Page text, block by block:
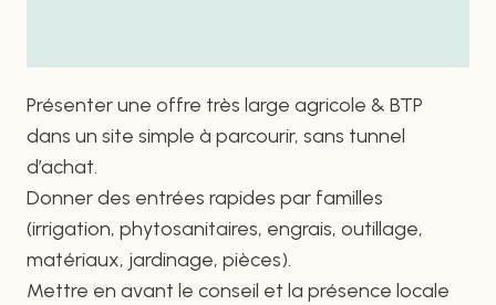
Présenter une offre très large agricole & BTP
dans un site simple à parcourir, sans tunnel
d’achat.
Donner des entrées rapides par familles
(irrigation, phytosanitaires, engrais, outillage,
matériaux, jardinage, pièces).
Mettre en avant le conseil et la présence locale